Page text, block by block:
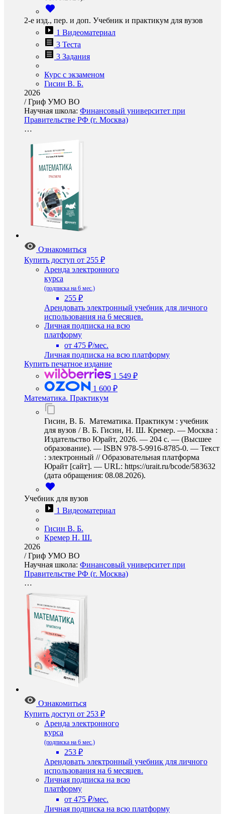
2-е изд., пер. и доп. Учебник и практикум для вузов
1 Видеоматериал
3 Теста
3 Задания
Курс с экзаменом
Гисин В. Б.
2026
/Гриф УМО ВО
Научная школа: Финансовый университет при
Правительстве РФ (г. Москва)
…
Ознакомиться
Купить доступ от 255 ₽
Аренда электронного
курса
(подписка на 6 мес.)
255 ₽
Арендовать электронный учебник для личного
использования на 6 месяцев.
Личная подписка на всю
платформу
от 475 ₽/мес.
Личная подписка на всю платформу
Купить печатное издание
1 549 ₽
1 600 ₽
Математика. Практикум
Гисин, В. Б. Математика. Практикум : учебник
для вузов / В. Б. Гисин, Н. Ш. Кремер. — Москва :
Издательство Юрайт, 2026. — 204 с. — (Высшее
образование). — ISBN 978-5-9916-8785-0. — Текст
: электронный // Образовательная платформа
Юрайт [сайт]. — URL: https://urait.ru/bcode/583632
(дата обращения: 08.08.2026).
Учебник для вузов
1 Видеоматериал
Гисин В. Б.
Кремер Н. Ш.
2026
/Гриф УМО ВО
Научная школа: Финансовый университет при
Правительстве РФ (г. Москва)
…
Ознакомиться
Купить доступ от 253 ₽
Аренда электронного
курса
(подписка на 6 мес.)
253 ₽
Арендовать электронный учебник для личного
использования на 6 месяцев.
Личная подписка на всю
платформу
от 475 ₽/мес.
Личная подписка на всю платформу